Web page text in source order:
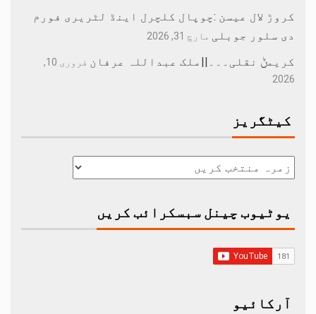
کروڑ لال عیسن :چوپال کلچرل اینڈ لٹریری فورم
دی سلور جوبلی مارچ 31, 2026
کریمݨ نقلی۔۔۔||ملک عبداللہ عرفان
فروری 10,
2026
کیٹگریز
یوٹیوب چینل سبسکرائب کریں
آرکائیو